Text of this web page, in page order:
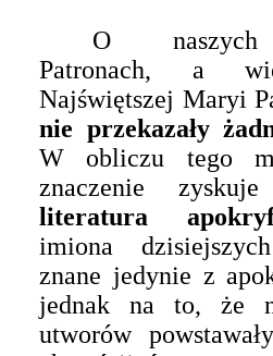
O naszych
Patronach, a
Najświętszej Maryi
nie przekazały
W obliczu tego
znaczenie
literatura
imiona
znane jedynie z
jednak na to, że
utworów